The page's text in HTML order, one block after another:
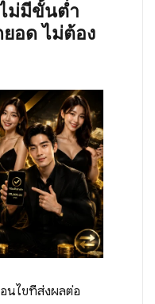
ม่มีขั้นต่ำ
อด ไม่ต้อง
นไขที่ส่งผลต่อ